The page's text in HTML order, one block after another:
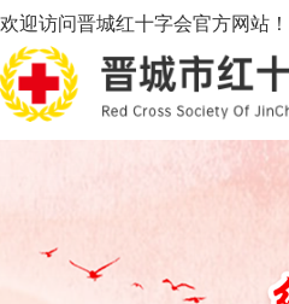
欢迎访问晋城红十字会官方网站！